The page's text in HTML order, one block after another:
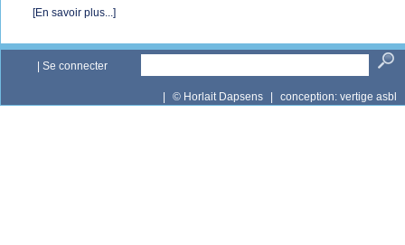
[En savoir plus...]
Se connecter
© Horlait Dapsens conception: vertige asbl